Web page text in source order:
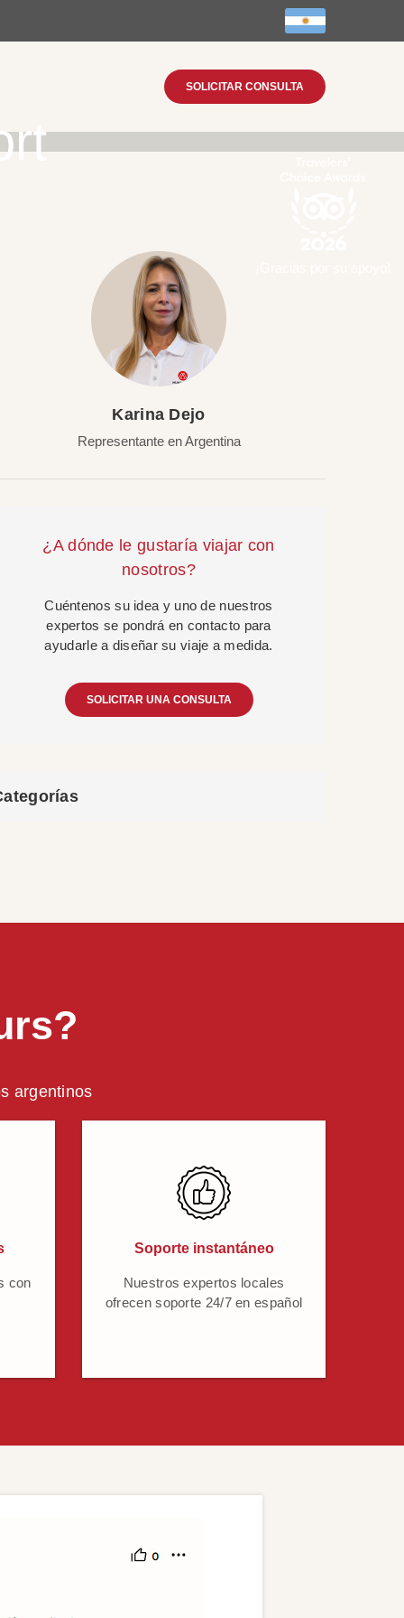
SOLICITAR CONSULTA
Karina Dejo
Representante en Argentina
¿A dónde le gustaría viajar con
nosotros?
Cuéntenos su idea y uno de nuestros
expertos se pondrá en contacto para
ayudarle a diseñar su viaje a medida.
SOLICITAR UNA CONSULTA
argentinos
con
Soporte instantáneo
Nuestros expertos locales
ofrecen soporte 24/7 en español